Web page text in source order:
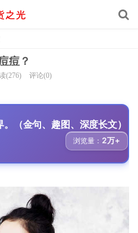
痘？
(276) 评论(0)
（金句、趣图、深度长文）
浏览量： 2万+